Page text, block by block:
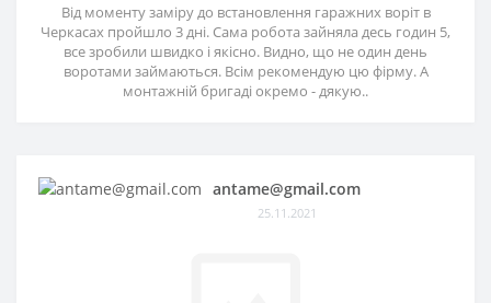
Від моменту заміру до встановлення гаражних воріт в
Черкасах пройшло 3 дні. Сама робота зайняла десь годин 5,
все зробили швидко і якісно. Видно, що не один день
воротами займаються. Всім рекомендую цю фірму. А
монтажній бригаді окремо - дякую..
antame@gmail.com
25.11.2021